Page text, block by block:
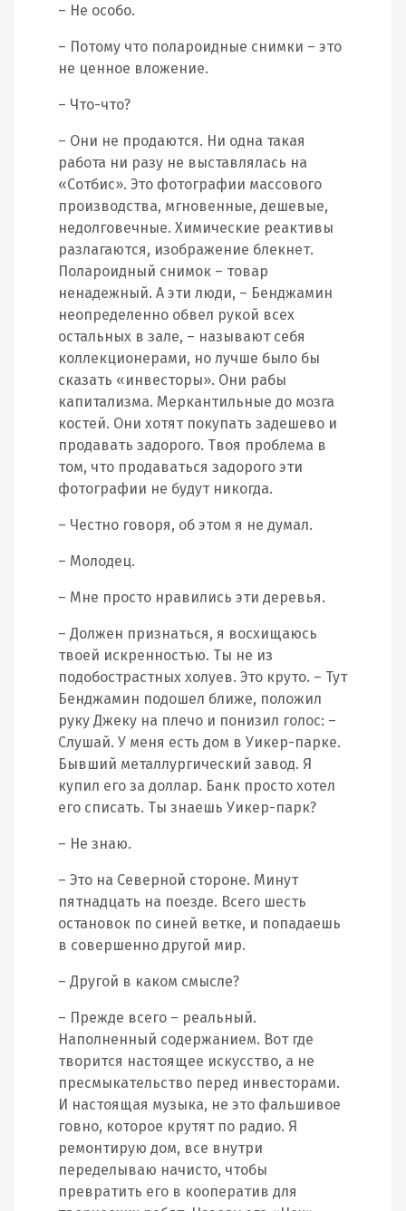
– Не особо.
– Потому что полароидные снимки – это
не ценное вложение.
– Что-что?
– Они не продаются. Ни одна такая
работа ни разу не выставлялась на
«Сотбис». Это фотографии массового
производства, мгновенные, дешевые,
недолговечные. Химические реактивы
разлагаются, изображение блекнет.
Полароидный снимок – товар
ненадежный. А эти люди, – Бенджамин
неопределенно обвел рукой всех
остальных в зале, – называют себя
коллекционерами, но лучше было бы
сказать «инвесторы». Они рабы
капитализма. Меркантильные до мозга
костей. Они хотят покупать задешево и
продавать задорого. Твоя проблема в
том, что продаваться задорого эти
фотографии не будут никогда.
– Честно говоря, об этом я не думал.
– Молодец.
– Мне просто нравились эти деревья.
– Должен признаться, я восхищаюсь
твоей искренностью. Ты не из
подобострастных холуев. Это круто. – Тут
Бенджамин подошел ближе, положил
руку Джеку на плечо и понизил голос: –
Слушай. У меня есть дом в Уикер-парке.
Бывший металлургический завод. Я
купил его за доллар. Банк просто хотел
его списать. Ты знаешь Уикер-парк?
– Не знаю.
– Это на Северной стороне. Минут
пятнадцать на поезде. Всего шесть
остановок по синей ветке, и попадаешь
в совершенно другой мир.
– Другой в каком смысле?
– Прежде всего – реальный.
Наполненный содержанием. Вот где
творится настоящее искусство, а не
пресмыкательство перед инвесторами.
И настоящая музыка, не это фальшивое
говно, которое крутят по радио. Я
ремонтирую дом, все внутри
переделываю начисто, чтобы
превратить его в кооператив для